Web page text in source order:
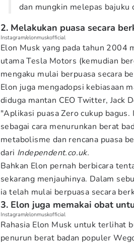
dan mungkin melepas
2. Melakukan puasa secara
Instagram/elonmuskofficial
Elon Musk yang pada tahun 2004
utama Tesla Motors (kemudian
mengaku mulai berpuasa secara
Elon juga mengadopsi kebiasaan
diduga mantan CEO Twitter, Jack
"Aplikasi puasa Zero cukup
sebagai cara menurunkan berat
metabolisme dan rencana puasa
dari Independent.co.uk.
Bahkan Elon pernah berbicara
sekarang menjauhinya. Dalam
ia telah mulai berpuasa secara
3. Elon juga memakai obat
Instagram/elonmuskofficial
Rahasia Elon Musk untuk terlihat
penurun berat badan populer